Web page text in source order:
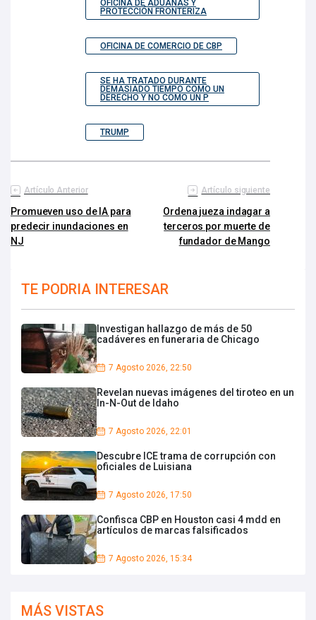
OFICINA DE ADUANAS Y
PROTECCIÓN FRONTERIZA
OFICINA DE COMERCIO DE CBP
SE HA TRATADO DURANTE
DEMASIADO TIEMPO COMO UN
DERECHO Y NO COMO UN P
TRUMP
Artículo Anterior
Promueven uso de IA para
predecir inundaciones en
NJ
Artículo siguiente
Ordena jueza indagar a
terceros por muerte de
fundador de Mango
TE PODRIA INTERESAR
Investigan hallazgo de más de 50
cadáveres en funeraria de Chicago
7 Agosto 2026, 22:50
Revelan nuevas imágenes del tiroteo en un
In-N-Out de Idaho
7 Agosto 2026, 22:01
Descubre ICE trama de corrupción con
oficiales de Luisiana
7 Agosto 2026, 17:50
Confisca CBP en Houston casi 4 mdd en
artículos de marcas falsificados
7 Agosto 2026, 15:34
MÁS VISTAS